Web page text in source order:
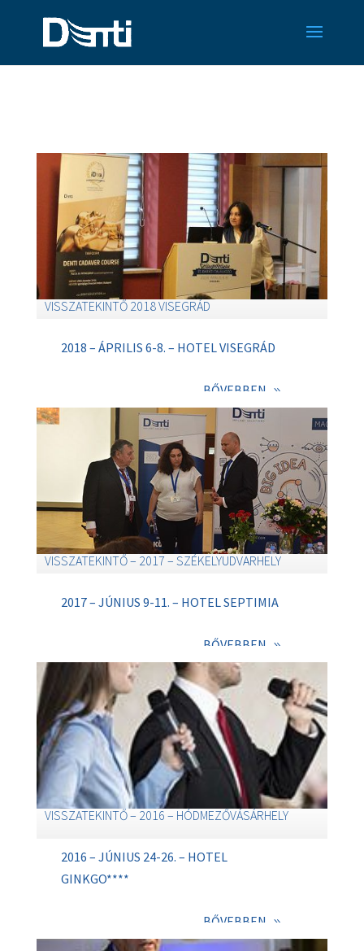
VISSZATEKINTŐ 2018 VISEGRÁD
2018 – ÁPRILIS 6-8. – HOTEL VISEGRÁD
BŐVEBBEN
VISSZATEKINTŐ – 2017 – SZÉKELYUDVARHELY
2017 – JÚNIUS 9-11. – HOTEL SEPTIMIA
BŐVEBBEN
VISSZATEKINTŐ – 2016 – HÓDMEZŐVÁSÁRHELY
2016 – JÚNIUS 24-26. – HOTEL
GINKGO****
BŐVEBBEN